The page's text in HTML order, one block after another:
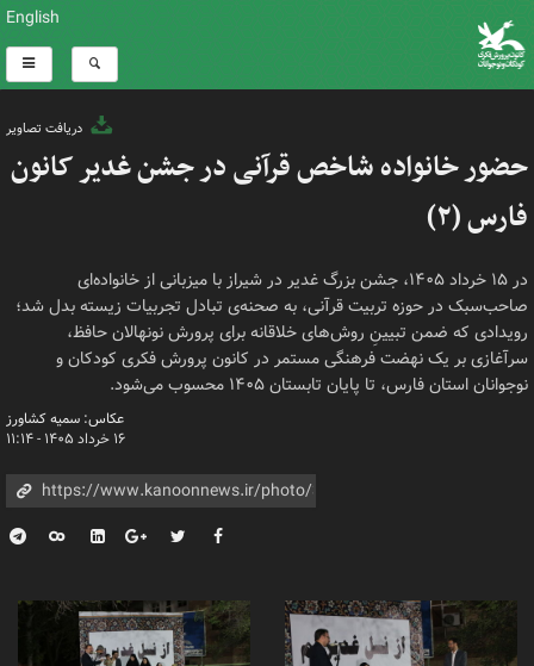
English
دریافت تصاویر
حضور خانواده شاخص قرآنی در جشن غدیر کانون
فارس (۲)
در ۱۵ خرداد ۱۴۰۵، جشن بزرگ غدیر در شیراز با میزبانی از خانواده‌ای
صاحب‌سبک در حوزه تربیت قرآنی، به صحنه‌ی تبادل تجربیات زیسته بدل شد؛
رویدادی که ضمن تبیینِ روش‌های خلاقانه برای پرورش نونهالان حافظ،
سرآغازی بر یک نهضت فرهنگی مستمر در کانون پرورش فکری کودکان و
نوجوانان استان فارس، تا پایان تابستان ۱۴۰۵ محسوب می‌شود.
عکاس: سمیه کشاورز
۱۶ خرداد ۱۴۰۵ - ۱۱:۱۴